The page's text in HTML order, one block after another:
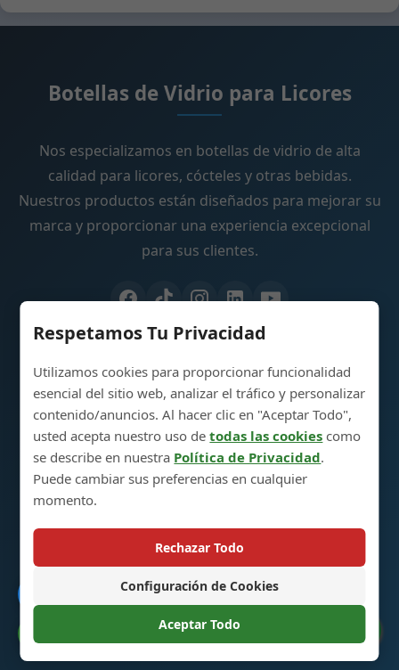
Preferencias de Cookies
Respetamos Tu Privacidad
Utilizamos cookies para proporcionar funcionalidad
esencial del sitio web, analizar el tráfico y personalizar
contenido/anuncios. Al hacer clic en "Aceptar Todo",
usted acepta nuestro uso detodas las cookies como
se describe en nuestra Política de Privacidad.
Puede cambiar sus preferencias en cualquier
momento.
Rechazar Todo
Configuración de Cookies
Aceptar Todo
Botellas de Vidrio para Licores
Nos especializamos en botellas de vidrio de alta
calidad para licores, cócteles y otras bebidas.
Nuestros productos están diseñados para mejorar su
marca y proporcionar una experiencia excepcional
para sus clientes.
Inicio
Productos
Personalizado
Contacto
Enlaces Rápidos
Política de Devolución y Cambio